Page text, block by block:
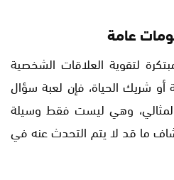
عامة
لتقوية العلاقات الشخصية
أو شريك الحياة، فإن لعبة سؤال
وهي ليست فقط وسيلة
ما قد لا يتم التحدث عنه في